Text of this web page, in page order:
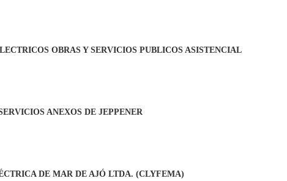
OBRAS Y SERVICIOS PUBLICOS ASISTENCIAL
ANEXOS DE JEPPENER
DE MAR DE AJÓ LTDA. (CLYFEMA)